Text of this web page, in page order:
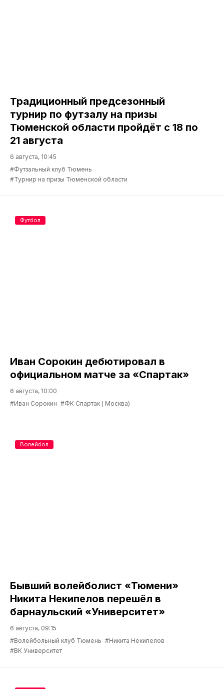
Традиционный предсезонный
турнир по футзалу на призы
Тюменской области пройдёт с 18 по
21 августа
6 августа, 10:45
#Футзальный клуб Тюмень
#Турнир на призы Тюменской области
Иван Сорокин дебютировал в
официальном матче за «Спартак»
6 августа, 10:00
#Иван Сорокин #ФК Спартак ( Москва)
Футбол
Бывший волейболист «Тюмени»
Никита Некипелов перешёл в
барнаульский «Университет»
6 августа, 09:15
#Волейбольный клуб Тюмень #Никита Некипелов
#ВК Университет
Волейбол